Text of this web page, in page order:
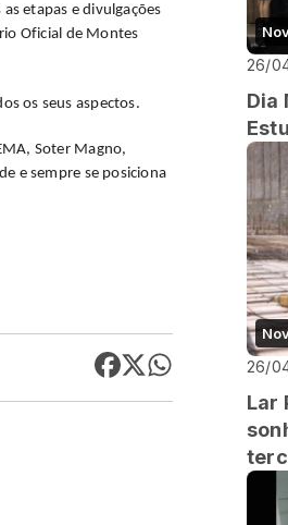
etapas e divulgações
Oficial de Montes
os seus aspectos.
Soter Magno,
e sempre se posiciona
26/
Dia
26/
Lar